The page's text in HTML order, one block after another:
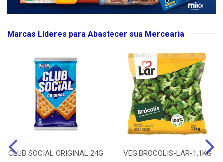
Marcas Líderes para Abastecer sua Mercearia
CLUB SOCIAL ORIGINAL 24G VEG.BROCOLIS-LAR-1,1KG